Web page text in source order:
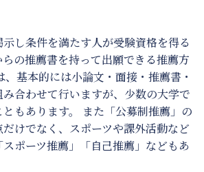
し条件を満たす人が受験資格を得る
の推薦書を持って出願できる推薦方
基本的には小論文・面接・推薦書・
合わせて行いますが、少数の大学で
もあります。 また「公募制推薦」の
けでなく、スポーツや課外活動など
ポーツ推薦」「自己推薦」などもあ